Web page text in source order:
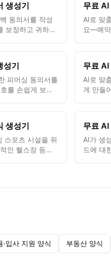
생성기
동의서를 작성
보장하고 귀하의
무료 AI
AI로 맞
요—예약
성기
피어싱 동의서를
를 손쉽게 보장
무료 AI
AI로 맞
게 만들
생성기
스포츠 시설을 위
인 헬스장 등록
무료 AI
AI가 생
드에 대
·입사 지원 양식 부동산 양식